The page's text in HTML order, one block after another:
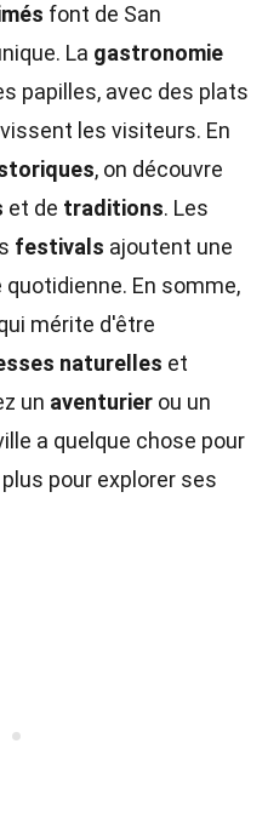
font de San
La gastronomie
papilles, avec des plats
les visiteurs. En
, on découvre
et de traditions. Les
festivals ajoutent une
quotidienne. En somme,
mérite d'être
naturelles et
un aventurier ou un
a quelque chose pour
pour explorer ses